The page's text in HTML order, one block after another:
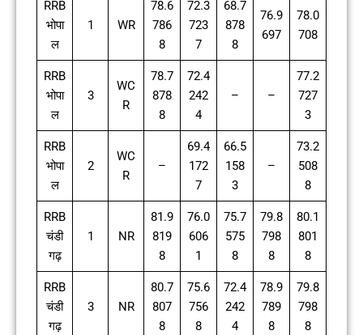
RRB
भोपा
ल
1 WR
78.6
786
8
72.3
723
7
68.7
878
8
76.9
697
78.0
708
RRB
भोपा
ल
3
WC
R
78.7
878
8
72.4
242
4
– –
77.2
727
3
RRB
भोपा
ल
2
WC
R
–
69.4
172
7
66.5
158
3
–
73.2
508
8
RRB
चंडी
गढ़
1 NR
81.9
819
8
76.0
606
1
75.7
575
8
79.8
798
8
80.1
801
8
RRB
चंडी
गढ़
3 NR
80.7
807
8
75.6
756
8
72.4
242
4
78.9
789
8
79.8
798
8